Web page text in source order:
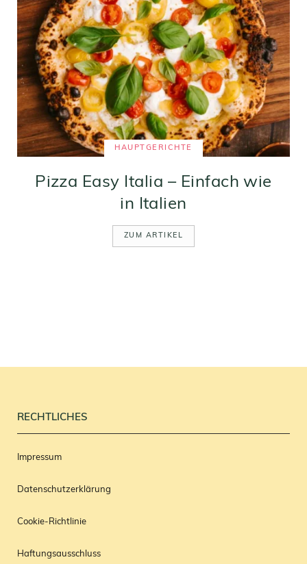
HAUPTGERICHTE
Pizza Easy Italia – Einfach wie
in Italien
ZUM ARTIKEL
RECHTLICHES
Impressum
Datenschutzerklärung
Cookie-Richtlinie
Haftungsausschluss